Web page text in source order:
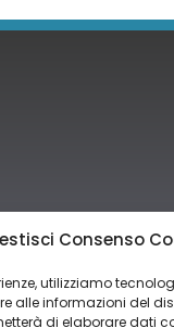
Consenso
utilizziamo
alle informazioni del
di elaborare dati
aiuti di Stato di cui